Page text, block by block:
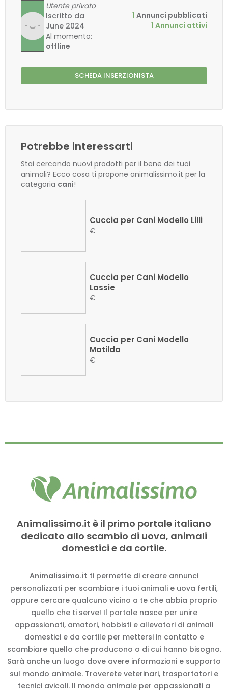
Utente privato
Iscritto da
June 2024
Al momento:
offline
1 Annunci pubblicati
1 Annunci attivi
SCHEDA INSERZIONISTA
Potrebbe interessarti
Stai cercando nuovi prodotti per il bene dei tuoi
animali? Ecco cosa ti propone animalissimo.it per la
categoria cani!
Cuccia per Cani Modello Lilli
€
Cuccia per Cani Modello
Lassie
€
Cuccia per Cani Modello
Matilda
€
Animalissimo.it è il primo portale italiano
dedicato allo scambio di uova, animali
domestici e da cortile.
Animalissimo.it ti permette di creare annunci
personalizzati per scambiare i tuoi animali e uova fertili,
oppure cercare qualcuno vicino a te che abbia proprio
quello che ti serve! Il portale nasce per unire
appassionati, amatori, hobbisti e allevatori di animali
domestici e da cortile per mettersi in contatto e
scambiare quello che producono o di cui hanno bisogno.
Sarà anche un luogo dove avere informazioni e supporto
sul mondo animale. Troverete veterinari, trasportatori e
tecnici avicoli. Il mondo animale per appassionati a